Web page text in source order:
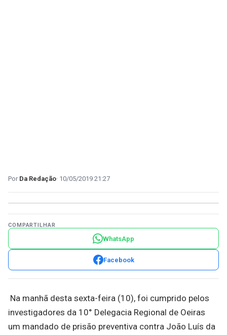
Da Redação 10/05/2019 21:27
COMPARTILHAR
WhatsApp
Facebook
Na manhã desta sexta-feira (10), foi cumprido pelos
investigadores da 10° Delegacia Regional de Oeiras
um mandado de prisão preventiva contra João Luís da